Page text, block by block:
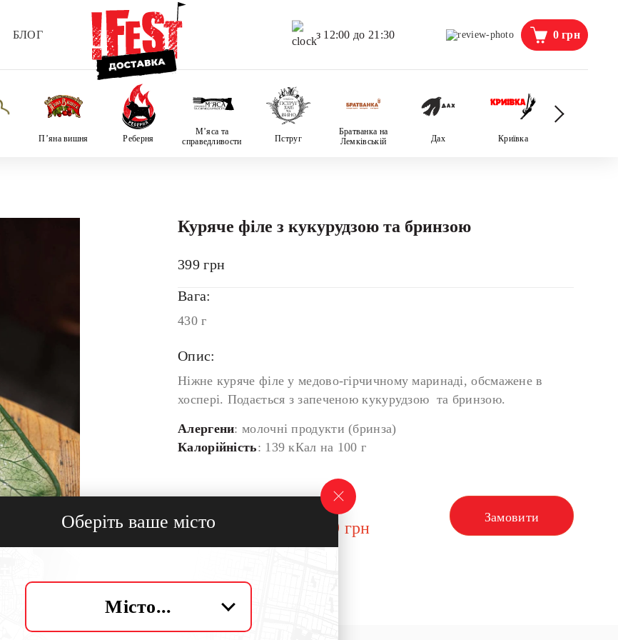
БЛОГ з 12:00 до 21:30 0грн
П’яна вишня Реберня
М’яса та
справедливости
Пструг
Братванка на
Лемківській
Дах Криївка
Куряче філе з кукурудзою та бринзою
399 грн
Вага:
430 г
Опис:
Ніжне куряче філе у медово-гірчичному маринаді, обсмажене в
хоспері. Подається з запеченою кукурудзою та бринзою.
Алергени: молочні продукти (бринза)
Калорійність: 139 кКал на 100 г
Сума:
399 грн
Замовити
Оберіть ваше місто
Місто...